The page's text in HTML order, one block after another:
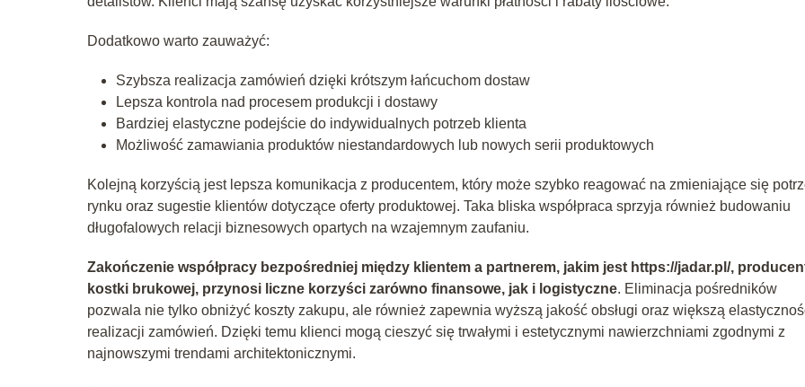
Dodatkowo warto zauważyć:
Szybsza realizacja zamówień dzięki krótszym łańcuchom dostaw
Lepsza kontrola nad procesem produkcji i dostawy
Bardziej elastyczne podejście do indywidualnych potrzeb klienta
Możliwość zamawiania produktów niestandardowych lub nowych serii produktowych
Kolejną korzyścią jest lepsza komunikacja z producentem, który może szybko reagować na zmieniające się
rynku oraz sugestie klientów dotyczące oferty produktowej. Taka bliska współpraca sprzyja również budowaniu
długofalowych relacji biznesowych opartych na wzajemnym zaufaniu.
Zakończenie współpracy bezpośredniej między klientem a partnerem, jakim jest https://jadar.pl/,
kostki brukowej, przynosi liczne korzyści zarówno finansowe, jak i logistyczne. Eliminacja pośredników
pozwala nie tylko obniżyć koszty zakupu, ale również zapewnia wyższą jakość obsługi oraz większą
realizacji zamówień. Dzięki temu klienci mogą cieszyć się trwałymi i estetycznymi nawierzchniami zgodnymi z
najnowszymi trendami architektonicznymi.